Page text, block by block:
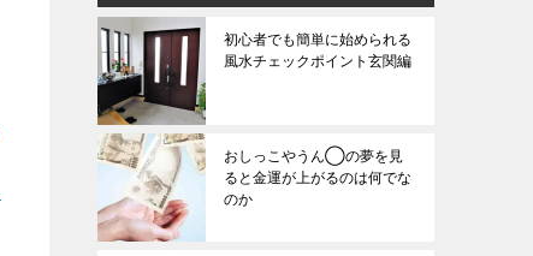
初心者でも簡単に始められる
風水チェックポイント玄関編
おしっこやうん◯の夢を見
ると金運が上がるのは何でな
のか